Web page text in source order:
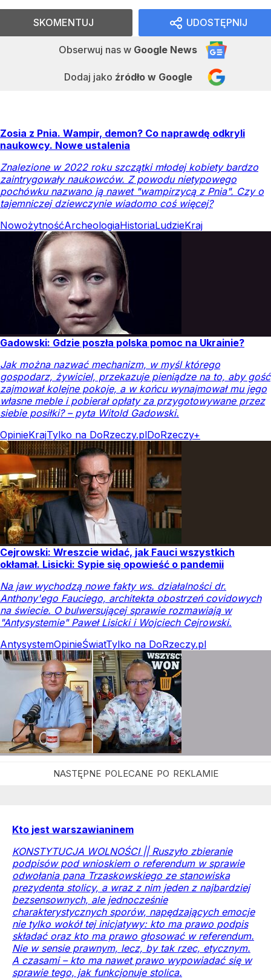
UDOSTĘPNIJ
SKOMENTUJ
Obserwuj nas w Google News
Dodaj jako źródło w Google
Zosia z Pnia. Wampir, demon? Co naprawdę odkryli
naukowcy. Nowe ustalenia
Znalezione w 2022 roku szczątki młodej kobiety bardzo
zaintrygowały naukowców. Z powodu nietypowego
pochówku nazwano ją nawet "wampirzycą z Pnia". Czy o
tajemniczej dziewczynie wiadomo coś więcej?
NowożytnośćArcheologiaHistoriaLudzieKraj
Gadowski: Gdzie poszła polska pomoc na Ukrainie?
Jak można nazwać mechanizm, w myśl którego
gospodarz, żywiciel, przekazuje pieniądze na to, aby gość
zajmował kolejne pokoje, a w końcu wynajmował mu jego
własne meble i pobierał opłaty za przygotowywane przez
siebie posiłki? – pyta Witold Gadowski.
OpinieKrajTylko na DoRzeczy.plDoRzeczy+
Cejrowski: Wreszcie widać, jak Fauci wszystkich
okłamał. Lisicki: Sypie się opowieść o pandemii
Na jaw wychodzą nowe fakty ws. działalności dr.
Anthony'ego Fauciego, architekta obostrzeń covidowych
na świecie. O bulwersującej sprawie rozmawiają w
"Antysystemie" Paweł Lisicki i Wojciech Cejrowski.
AntysystemOpinieŚwiatTylko na DoRzeczy.pl
Kto jest warszawianinem
KONSTYTUCJA WOLNOŚCI || Ruszyło zbieranie
podpisów pod wnioskiem o referendum w sprawie
odwołania pana Trzaskowskiego ze stanowiska
prezydenta stolicy, a wraz z nim jeden z najbardziej
bezsensownych, ale jednocześnie
charakterystycznych sporów, napędzających emocje
nie tylko wokół tej inicjatywy: kto ma prawo podpis
składać oraz kto ma prawo głosować w referendum.
Nie w sensie prawnym, lecz, by tak rzec, etycznym.
A czasami – kto ma nawet prawo wypowiadać się w
sprawie tego, jak funkcjonuje stolica.